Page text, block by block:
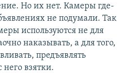
Но их нет. Камеры где-
не подумали. Так
используются не для
наказывать, а для того,
предъявлять
взятки.